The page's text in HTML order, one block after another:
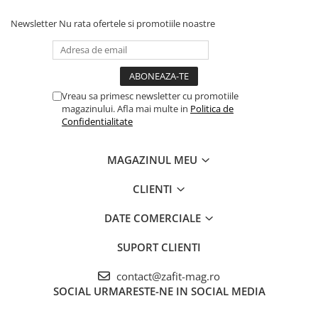
Newsletter Nu rata ofertele si promotiile noastre
Vreau sa primesc newsletter cu promotiile
magazinului. Afla mai multe in Politica de
Confidentialitate
MAGAZINUL MEU
CLIENTI
DATE COMERCIALE
SUPORT CLIENTI
contact@zafit-mag.ro
SOCIAL URMARESTE-NE IN SOCIAL MEDIA